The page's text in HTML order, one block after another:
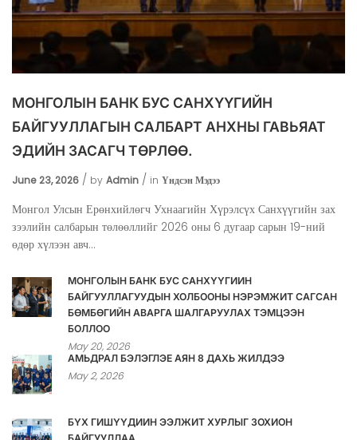
МОНГОЛЫН БАНК БУС САНХҮҮГИЙН
БАЙГУУЛЛАГЫН САЛБАРТ АНХНЫ ГАВЬЯАТ
ЭДИЙН ЗАСАГЧ ТӨРЛӨӨ.
June 23, 2026 by Admin in Үндсэн Мэдээ
Монгол Улсын Ерөнхийлөгч Ухнаагийн Хүрэлсүх Санхүүгийн зах
зээлийн салбарын төлөөллийг 2026 оны 6 дугаар сарын 19-ний
өдөр хүлээн авч...
МОНГОЛЫН БАНК БУС САНХҮҮГИЙН
БАЙГУУЛЛАГУУДЫН ХОЛБООНЫ НЭРЭМЖИТ САГСАН
БӨМБӨГИЙН АВАРГА ШАЛГАРУУЛАХ ТЭМЦЭЭН
БОЛЛОО
May 20, 2026
АМЬДРАЛ БЭЛЭГЛЭЕ АЯН 8 ДАХЬ ЖИЛДЭЭ
May 2, 2026
БҮХ ГИШҮҮДИЙН ЭЭЛЖИТ ХУРЛЫГ ЗОХИОН